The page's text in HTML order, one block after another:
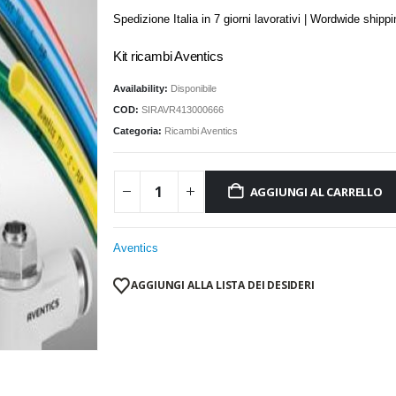
Spedizione Italia in 7 giorni lavorativi | Wordwide
Kit ricambi Aventics
Availability: Disponibile
COD: SIRAVR413000666
Categoria: Ricambi Aventics
AGGIUNGI AL CARRELLO
Aventics
AGGIUNGI ALLA LISTA DEI DESIDERI